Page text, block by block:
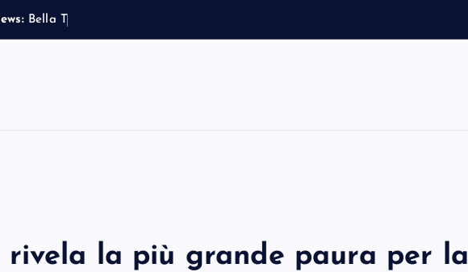
Be a T
rivela la più grande paura per la